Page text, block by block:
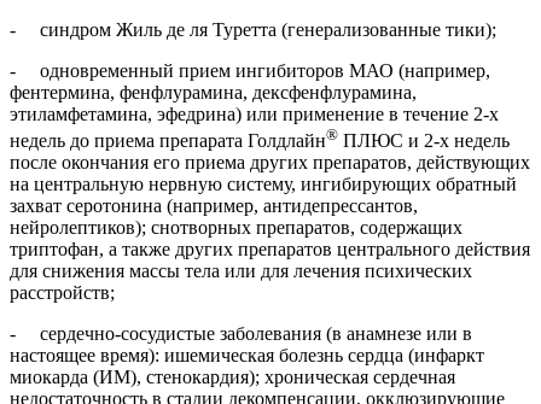
- синдром Жиль де ля Туретта (генерализованные тики);
- одновременный прием ингибиторов МАО (например,
фентермина, фенфлурамина, дексфенфлурамина,
этиламфетамина, эфедрина) или применение в течение 2‑х
недель до приема препарата Голдлайн® ПЛЮС и 2‑х недель
после окончания его приема других препаратов, действующих
на центральную нервную систему, ингибирующих обратный
захват серотонина (например, антидепрессантов,
нейролептиков); снотворных препаратов, содержащих
триптофан, а также других препаратов центрального действия
для снижения массы тела или для лечения психических
расстройств;
- сердечно-сосудистые заболевания (в анамнезе или в
настоящее время): ишемическая болезнь сердца (инфаркт
миокарда (ИМ), стенокардия); хроническая сердечная
недостаточность в стадии декомпенсации, окклюзирующие